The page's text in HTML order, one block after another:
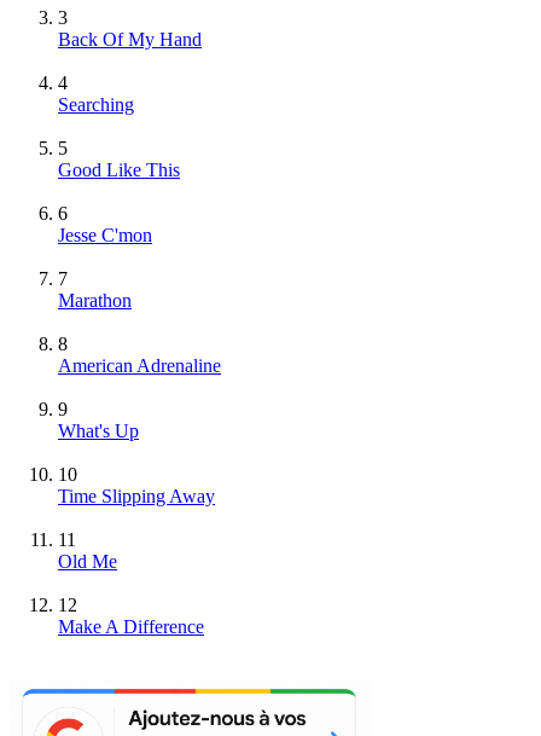
3
Back Of My Hand
4
Searching
5
Good Like This
6
Jesse C'mon
7
Marathon
8
American Adrenaline
9
What's Up
10
Time Slipping Away
11
Old Me
12
Make A Difference